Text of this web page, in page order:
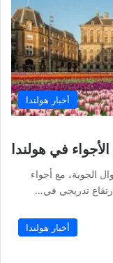
أخبار هولندا
في هولندا
الجوية، مع أجواء
تدريجي في…
أخبار هولندا